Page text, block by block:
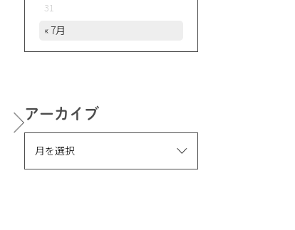
31
« 7月
アーカイブ